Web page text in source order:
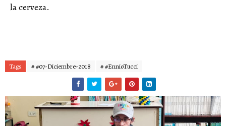
la cerveza.
Tags # #07-Diciembre-2018 # #EnnioTucci